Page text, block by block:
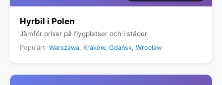
Hyrbil i Polen
Jämför priser på flygplatser och i städer
Populärt: Warszawa, Kraków, Gdańsk, Wrocław